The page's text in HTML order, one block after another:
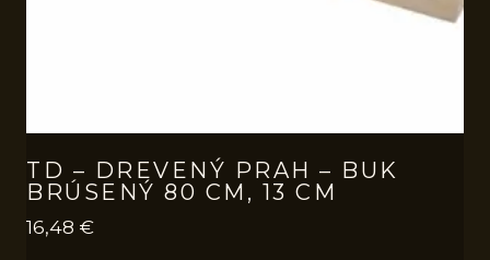
TD – DREVENÝ PRAH – BUK
BRÚSENÝ 80 CM, 13 CM
16,48 €